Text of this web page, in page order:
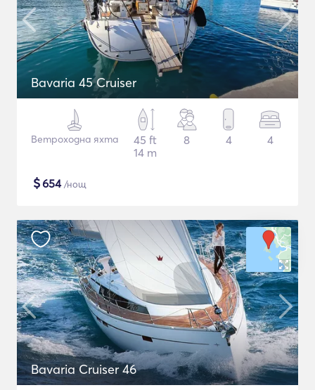
Bavaria 45 Cruiser
Ветроходна яхта
45 ft
14 m
8 4 4
$654/нощ
Bavaria Cruiser 46